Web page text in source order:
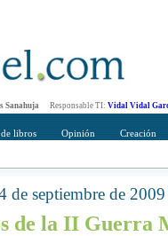
Sanahuja Responsable TI: Vidal Vidal
de libros Opinión Creación
de septiembre de 2009
de la II Guerra